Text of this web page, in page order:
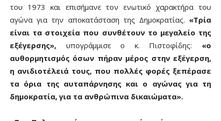
του 1973 και επισήμανε τον ενωτικό χαρακτήρα του
αγώνα για την αποκατάσταση της Δημοκρατίας. «Τρία
είναι τα στοιχεία που συνθέτουν το μεγαλείο της
εξέγερσης», υπογράμμισε ο κ. Πιστοφίδης: «ο
αυθορμητισμός όσων πήραν μέρος στην εξέγερση,
η ανιδιοτέλειά τους, που πολλές φορές ξεπέρασε
τα όρια της αυταπάρνησης και ο αγώνας για τη
δημοκρατία, για τα ανθρώπινα δικαιώματα».